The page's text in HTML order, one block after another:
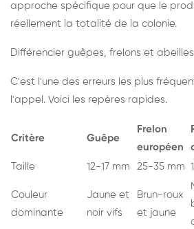
approche spécifique pour que le
réellement la totalité de la colonie.
Différencier guêpes, frelons et abeilles
C'est l'une des erreurs les plus
l'appel. Voici les repères rapides.
Critère Guêpe
Frelon
européen
Taille 12-17 mm 25-35 mm
Couleur
dominante
Jaune et
noir vifs
Brun-roux
et jaune